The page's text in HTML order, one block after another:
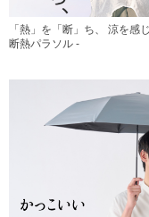
「熱」を「断」ち、 涼を感
断熱パラソル -